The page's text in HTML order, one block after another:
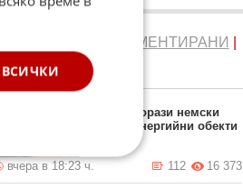
КОМЕНТИРАНИ
Москва порази немски
завод и енергийни обекти
вчера в 18:23 ч. 16 373
112